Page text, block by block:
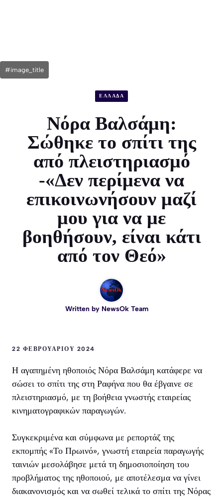
#image_title
ΕΛΛΑΔΑ
Νόρα Βαλσάμη:
Σώθηκε το σπίτι της
από πλειστηριασμό
-«Δεν περίμενα να
επικοινωνήσουν μαζί
μου για να με
βοηθήσουν, είναι κάτι
από τον Θεό»
Written by NewsOk Team
22 ΦΕΒΡΟΥΑΡΊΟΥ 2024
Η αγαπημένη ηθοποιός Νόρα Βαλσάμη κατάφερε να
σώσει το σπίτι της στη Ραφήνα που θα έβγαινε σε
πλειστηριασμό, με τη βοήθεια γνωστής εταιρείας
κινηματογραφικών παραγωγών.
Συγκεκριμένα και σύμφωνα με ρεπορτάζ της
εκπομπής «Το Πρωινό», γνωστή εταιρεία παραγωγής
ταινιών μεσολάβησε μετά τη δημοσιοποίηση του
προβλήματος της ηθοποιού, με αποτέλεσμα να γίνει
διακανονισμός και να σωθεί τελικά το σπίτι της Νόρας